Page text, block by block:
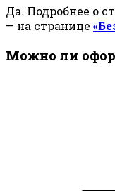
Да. Подробнее о
— на странице
Можно ли